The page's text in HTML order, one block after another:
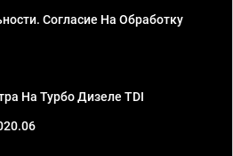
Согласие На Обработку
На Турбо Дизеле TDI